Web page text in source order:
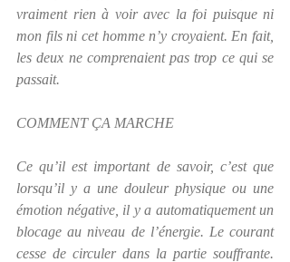
vraiment rien à voir avec la foi puisque ni
mon fils ni cet homme n’y croyaient. En fait,
les deux ne comprenaient pas trop ce qui se
passait.
COMMENT ÇA MARCHE
Ce qu’il est important de savoir, c’est que
lorsqu’il y a une douleur physique ou une
émotion négative, il y a automatiquement un
blocage au niveau de l’énergie. Le courant
cesse de circuler dans la partie souffrante.